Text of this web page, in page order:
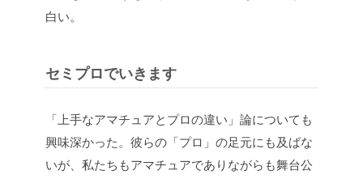
白い。
セミプロでいきます
「上手なアマチュアとプロの違い」論についても
興味深かった。彼らの「プロ」の足元にも及ばな
いが、私たちもアマチュアでありながらも舞台公